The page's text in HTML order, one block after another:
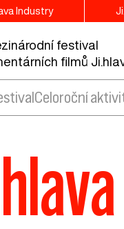
Industry
festival
filmů
Celoroční